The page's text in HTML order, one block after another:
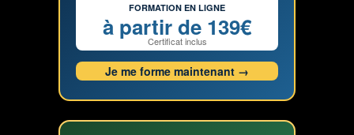
FORMATION EN LIGNE
à partir de 139€
Certificat inclus
Je me forme maintenant →